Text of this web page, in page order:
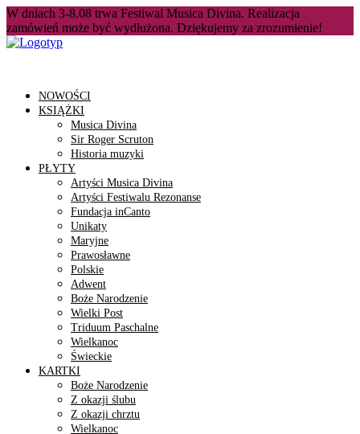
W dniach 3-8.08 trwa Festiwal Musica Divina. Realizacja
zamówień może być wydłużona. Dziękujemy za zrozumienie!
NOWOŚCI
KSIĄŻKI
Musica Divina
Sir Roger Scruton
Historia muzyki
PŁYTY
Artyści Musica Divina
Artyści Festiwalu Rezonanse
Fundacja inCanto
Unikaty
Maryjne
Prawosławne
Polskie
Adwent
Boże Narodzenie
Wielki Post
Triduum Paschalne
Wielkanoc
Świeckie
KARTKI
Boże Narodzenie
Z okazji ślubu
Z okazji chrztu
Wielkanoc